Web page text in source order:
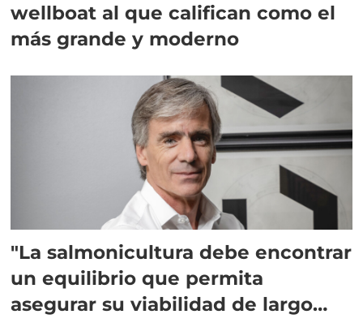
wellboat al que califican como el
más grande y moderno
"La salmonicultura debe encontrar
un equilibrio que permita
asegurar su viabilidad de largo